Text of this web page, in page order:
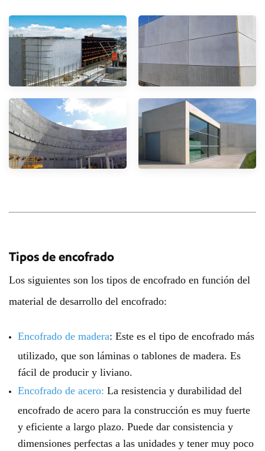
Tipos de encofrado
Los siguientes son los tipos de encofrado en función del
material de desarrollo del encofrado:
Encofrado de madera: Este es el tipo de encofrado más
utilizado, que son láminas o tablones de madera. Es
fácil de producir y liviano.
Encofrado de acero: La resistencia y durabilidad del
encofrado de acero para la construcción es muy fuerte
y eficiente a largo plazo. Puede dar consistencia y
dimensiones perfectas a las unidades y tener muy poco